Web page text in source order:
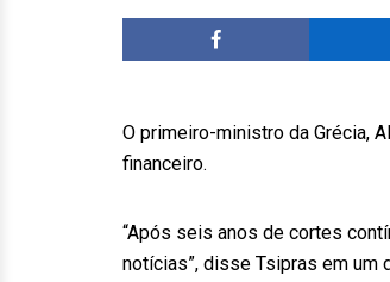
O primeiro-ministro da Grécia,
financeiro.
“Após seis anos de cortes
notícias”, disse Tsipras em um